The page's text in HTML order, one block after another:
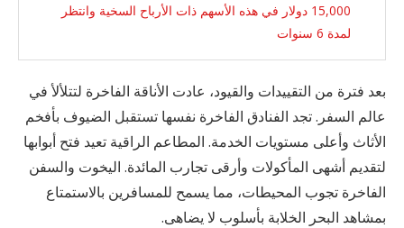
15,000 دولار في هذه الأسهم ذات الأرباح السخية وانتظر
لمدة 6 سنوات
بعد فترة من التقييدات والقيود، عادت الأناقة الفاخرة لتتلألأ في
عالم السفر. تجد الفنادق الفاخرة نفسها تستقبل الضيوف بأفخم
الأثاث وأعلى مستويات الخدمة. المطاعم الراقية تعيد فتح أبوابها
لتقديم أشهى المأكولات وأرقى تجارب المائدة. اليخوت والسفن
الفاخرة تجوب المحيطات، مما يسمح للمسافرين بالاستمتاع
بمشاهد البحر الخلابة بأسلوب لا يضاهى.